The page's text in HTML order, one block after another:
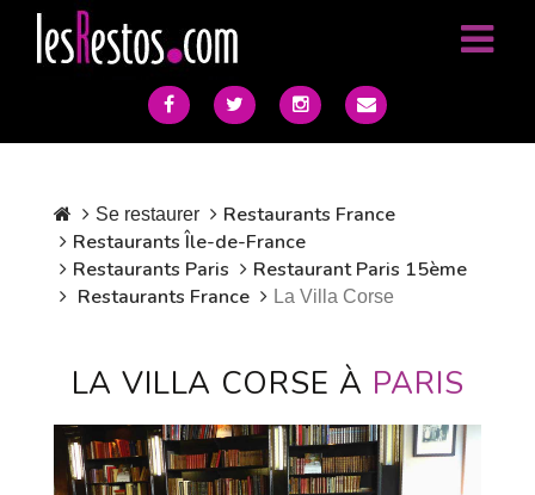
Se restaurer
Restaurants France
Restaurants Île-de-France
Restaurants Paris
Restaurant Paris 15ème
Restaurants France
La Villa Corse
LA VILLA CORSE À PARIS